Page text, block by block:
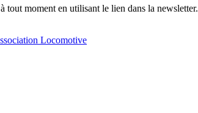
tout moment en utilisant le lien dans la newsletter.